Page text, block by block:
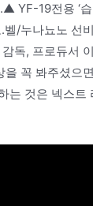
YF-19전용 ‘
벨/누나뇨노
독, 프로듀서
꼭 봐주셨으
는 것은 넥스